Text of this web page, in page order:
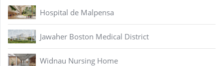
Hospital de Malpensa
Jawaher Boston Medical District
Widnau Nursing Home